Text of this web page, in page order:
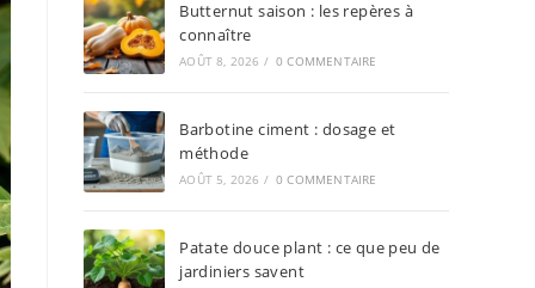
Butternut saison : les repères à
connaître
AOÛT 8, 2026 / 0 COMMENTAIRE
Barbotine ciment : dosage et
méthode
AOÛT 5, 2026 / 0 COMMENTAIRE
Patate douce plant : ce que peu de
jardiniers savent